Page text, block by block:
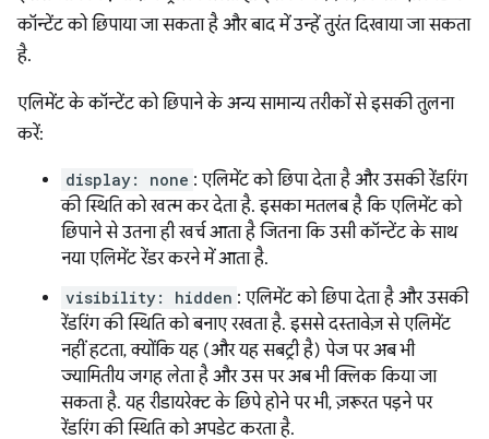
कॉन्टेंट को छिपाया जा सकता है और बाद में उन्हें तुरंत दिखाया जा सकता
है.
एलिमेंट के कॉन्टेंट को छिपाने के अन्य सामान्य तरीकों से इसकी तुलना
करें:
display: none : एलिमेंट को छिपा देता है और उसकी रेंडरिंग
की स्थिति को खत्म कर देता है. इसका मतलब है कि एलिमेंट को
छिपाने से उतना ही खर्च आता है जितना कि उसी कॉन्टेंट के साथ
नया एलिमेंट रेंडर करने में आता है.
visibility: hidden : एलिमेंट को छिपा देता है और उसकी
रेंडरिंग की स्थिति को बनाए रखता है. इससे दस्तावेज़ से एलिमेंट
नहीं हटता, क्योंकि यह (और यह सबट्री है) पेज पर अब भी
ज्यामितीय जगह लेता है और उस पर अब भी क्लिक किया जा
सकता है. यह रीडायरेक्ट के छिपे होने पर भी, ज़रूरत पड़ने पर
रेंडरिंग की स्थिति को अपडेट करता है.